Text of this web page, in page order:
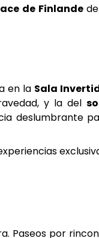
de Finlande
en la Sala
y la del
deslumbrante
Paseos por